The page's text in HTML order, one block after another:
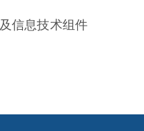
信息技术组件